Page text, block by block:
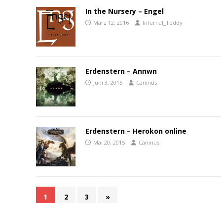
In the Nursery – Engel
März 12, 2016 Infernal_Teddy
Erdenstern – Annwn
Juni 3, 2015 Caninus
Erdenstern – Herokon online
Mai 20, 2015 Caninus
1 2 3 »